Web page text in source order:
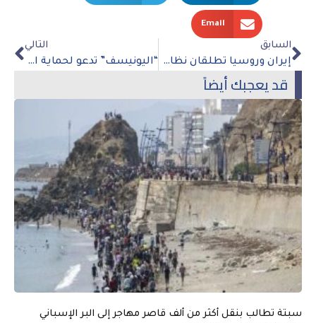
Email
السابق
إيران وروسيا تطلقان نظام الدفع كبديل لنظام سويفت
التالي
“اليونيسف” تدعو لحماية الأطفال في فلسطين و”إسرائيل”
قد يعجبك أيضاً
سبتة تطالب بنقل أكثر من ألف قاصر مهاجر إلى البر الإسباني